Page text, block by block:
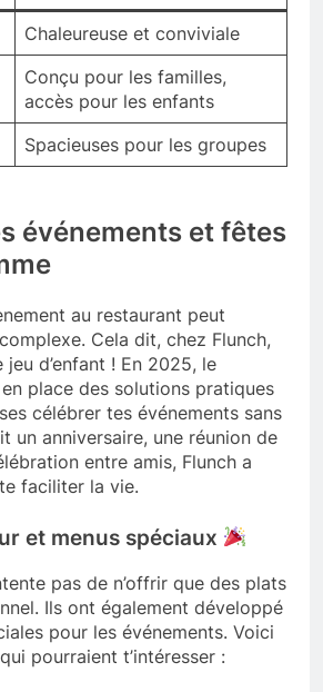
Chaleureuse et conviviale
Conçu pour les familles,
accès pour les enfants
Spacieuses pour les groupes
événements et fêtes
au restaurant peut
Cela dit, chez Flunch,
jeu d’enfant ! En 2025, le
place des solutions pratiques
célébrer tes événements sans
un anniversaire, une réunion de
entre amis, Flunch a
faciliter la vie.
et menus spéciaux
pas de n’offrir que des plats
Ils ont également développé
pour les événements. Voici
pourraient t’intéresser :